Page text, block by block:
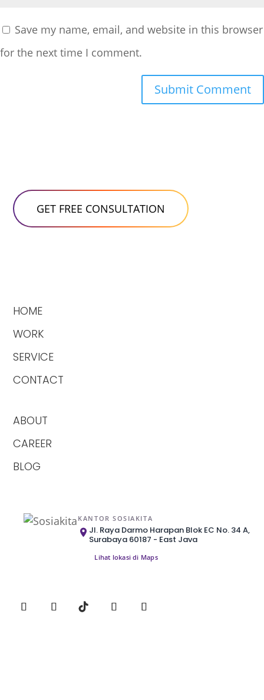
Save my name, email, and website in this browser
for the next time I comment.
HOME
WORK
SERVICE
CONTACT
ABOUT
CAREER
BLOG
KANTOR SOSIAKITA
Jl. Raya Darmo Harapan Blok EC No. 34 A,
Surabaya 60187 - East Java
Lihat lokasi di Maps